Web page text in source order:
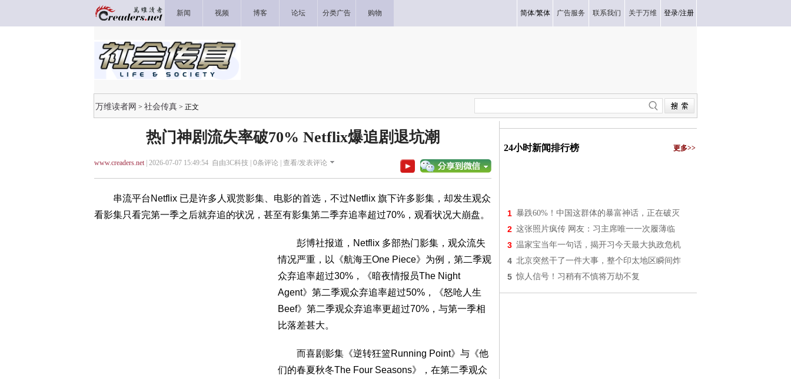
新闻 视频 博客 论坛 分类广告 购物 简体/繁体 广告服务 联系我们 关于万维 登录/注册
万维读者网 > 社会传真 > 正文
热门神剧流失率破70% Netflix爆追剧退坑潮
www.creaders.net| 2026-07-07 15:49:54 自由3C科技 | 0条评论 | 查看/发表评论
串流平台Netflix 已是许多人观赏影集、电影的首选，不过Netflix 旗下许多影集，却发生观众
看影集只看完第一季之后就弃追的状况，甚至有影集第二季弃追率超过70%，观看状况大崩盘。
彭博社报道，Netflix 多部热门影集，观众流失
情况严重，以《航海王One Piece》为例，第二季观
众弃追率超过30%，《暗夜情报员The Night
Agent》第二季观众弃追率超过50%，《怒呛人生
Beef》第二季观众弃追率更超过70%，与第一季相
比落差甚大。
而喜剧影集《逆转狂篮Running Point》与《他
们的春夏秋冬The Four Seasons》，在第二季观众
24小时新闻排行榜 更多>>
1 暴跌60%！中国这群体的暴富神话，正在破灭
2 这张照片疯传 网友：习主席唯一一次履薄临
3 温家宝当年一句话，揭开习今天最大执政危机
4 北京突然干了一件大事，整个印太地区瞬间炸
5 惊人信号！习稍有不慎将万劫不复